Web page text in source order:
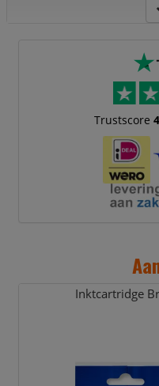
Trustscore
Inktcartridge